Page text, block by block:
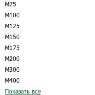
М75
М100
М125
М150
М175
М200
М300
М400
Показать все